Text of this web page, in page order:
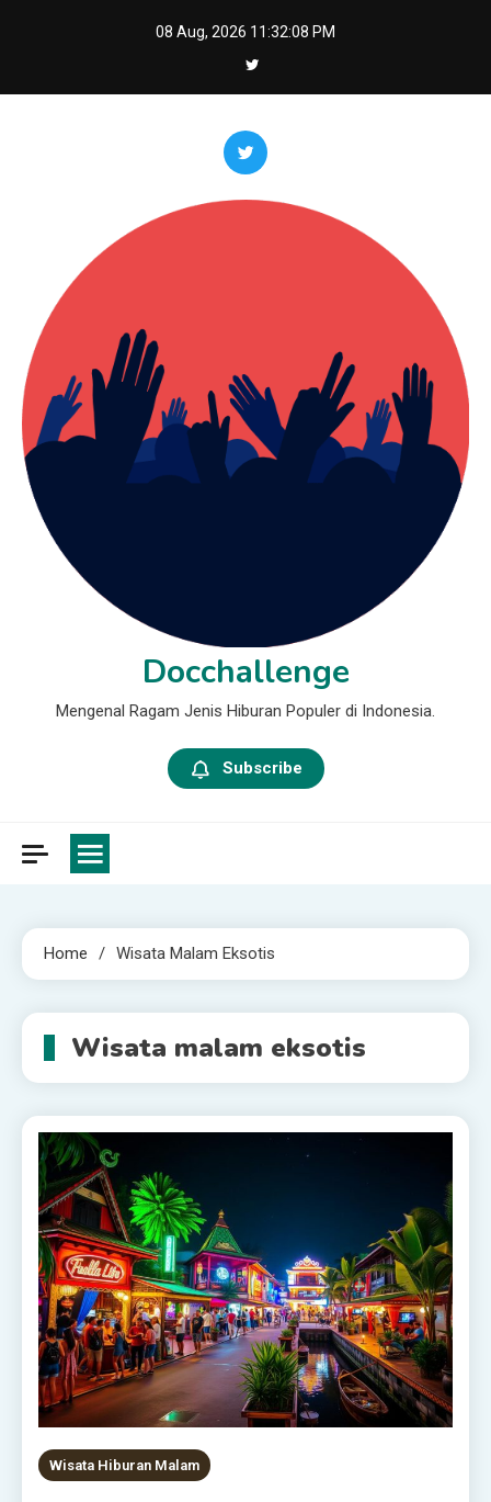
08 Aug, 2026 11:32:10 PM
Docchallenge
Mengenal Ragam Jenis Hiburan Populer di Indonesia.
Subscribe
Home Wisata Malam Eksotis
Wisata malam eksotis
Wisata Hiburan Malam